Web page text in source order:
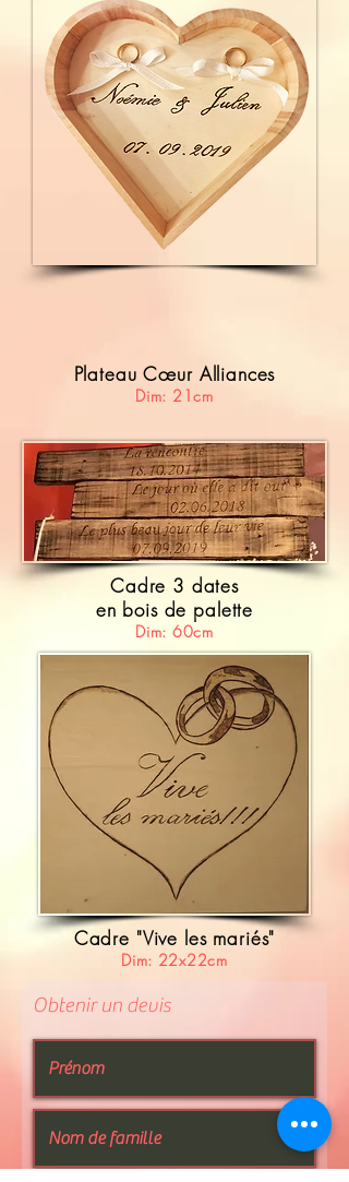
Plateau Cœur Alliances
Dim: 21cm
Cadre 3 dates
en bois de palette
Dim: 60cm
Cadre "Vive les mariés"
Dim: 22x22cm
Obtenir un devis